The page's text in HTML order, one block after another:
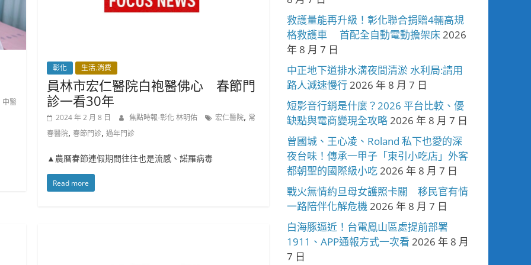
中醫
彰化 生活.消費
員林市宏仁醫院白袍醫佛心 春節門
診一看30年
2024 年 2 月 8 日 焦點時報-彰化 林明佑 宏仁醫院, 常
春醫院,春節門診,過年門診
▲農曆春節連假期間往往也是流感、諾羅病毒
Read more
救護量能再升級！彰化聯合捐贈4輛高規
格救護車 首配全自動電動擔架床2026
年 8 月 7 日
中正地下道排水溝夜間清淤 水利局:請用
路人減速慢行2026 年 8 月 7 日
短影音行銷是什麼？2026 平台比較、優
缺點與電商變現全攻略2026 年 8 月 7 日
曾國城、王心凌、Roland 私下也愛的深
夜台味！傳承一甲子「東引小吃店」外客
都朝聖的國際級小吃2026 年 8 月 7 日
戰火無情約旦母女護照卡關 移民官有情
一路陪伴化解危機2026 年 8 月 7 日
白海豚逼近！台電鳳山區處提前部署
1911、APP通報方式一次看 2026 年 8 月
7 日